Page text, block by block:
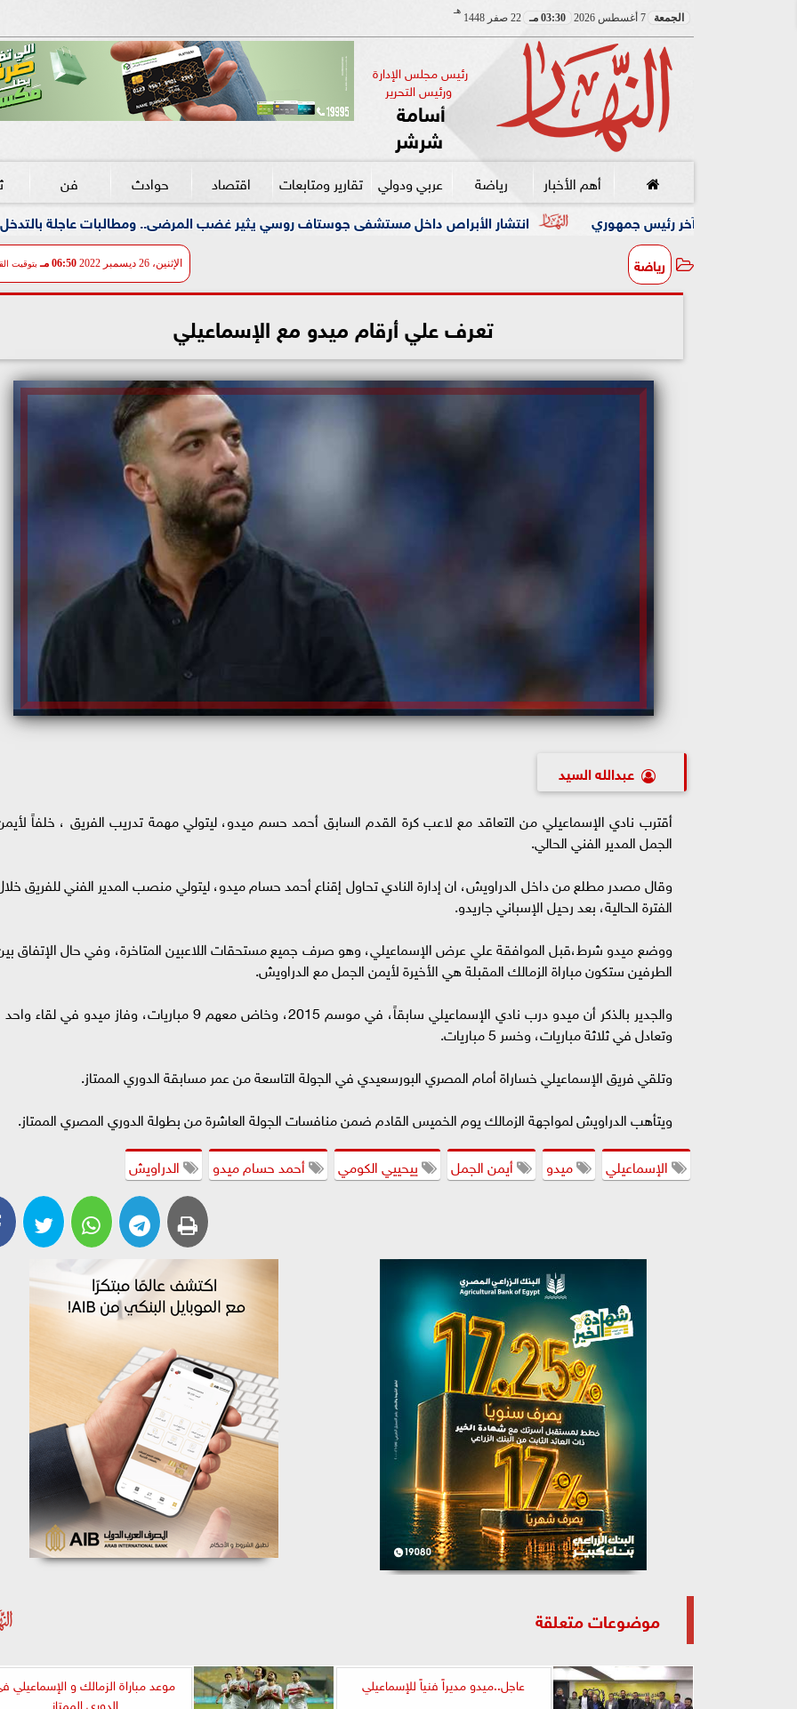
الجمعة 7 أغسطس 2026 03:30 مـ 22 صفر 1448
هـ
رئيس مجلس الإدارة
ورئيس التحرير
أسامة
شرشر
أهم الأخبار رياضة عربي ودولي تقارير ومتابعات اقتصاد حوادث فن
انتشار الأبراص داخل مستشفى جوستاف روسي يثير غضب المرضى.. ومطالبات عاجلة بالتدخل لحماية الأطفال
رياضة الإثنين، 26 ديسمبر 2022 06:50 مـ بتوقيت
تعرف علي أرقام ميدو مع الإسماعيلي
عبدالله السيد
أقترب نادي الإسماعيلي من التعاقد مع لاعب كرة القدم السابق أحمد حسم ميدو، ليتولي مهمة تدريب الفريق ، خلفاً
الجمل المدير الفني الحالي.
وقال مصدر مطلع من داخل الدراويش، ان إدارة النادي تحاول إقناع أحمد حسام ميدو، ليتولي منصب المدير الفني للفريق
الفترة الحالية، بعد رحيل الإسباني جاريدو.
ووضع ميدو شرط،قبل الموافقة علي عرض الإسماعيلي، وهو صرف جميع مستحقات اللاعبين المتاخرة، وفي حال الإتفاق
الطرفين ستكون مباراة الزمالك المقبلة هي الأخيرة لأيمن الجمل مع الدراويش.
والجدير بالذكر أن ميدو درب نادي الإسماعيلي سابقاً، في موسم 2015، وخاض معهم 9 مباريات، وفاز ميدو في لقاء
وتعادل في ثلاثة مباريات، وخسر 5 مباريات.
وتلقي فريق الإسماعيلي خساراة أمام المصري البورسعيدي في الجولة التاسعة من عمر مسابقة الدوري الممتاز.
ويتأهب الدراويش لمواجهة الزمالك يوم الخميس القادم ضمن منافسات الجولة العاشرة من بطولة الدوري المصري الممتاز.
الإسماعيلي
ميدو أيمن الجمل ييحييي الكومي أحمد حسام ميدو الدراويش
موضوعات متعلقة
عاجل..ميدو مديراً فنياً للإسماعيلي
موعد مباراة الزمالك و الإسماعيلي
الدوري الممتاز